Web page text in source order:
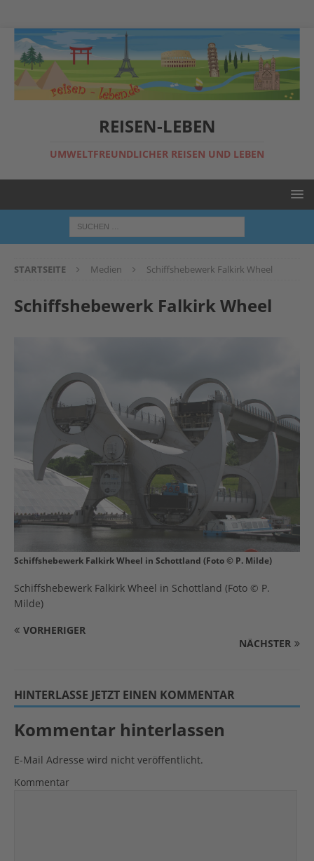
REISEN-LEBEN
UMWELTFREUNDLICHER REISEN UND LEBEN
STARTSEITE Medien Schiffshebewerk Falkirk Wheel
Schiffshebewerk Falkirk Wheel
Schiffshebewerk Falkirk Wheel in Schottland (Foto © P. Milde)
Schiffshebewerk Falkirk Wheel in Schottland (Foto © P.
Milde)
VORHERIGER
NÄCHSTER
HINTERLASSE JETZT EINEN KOMMENTAR
Kommentar hinterlassen
E-Mail Adresse wird nicht veröffentlicht.
Kommentar